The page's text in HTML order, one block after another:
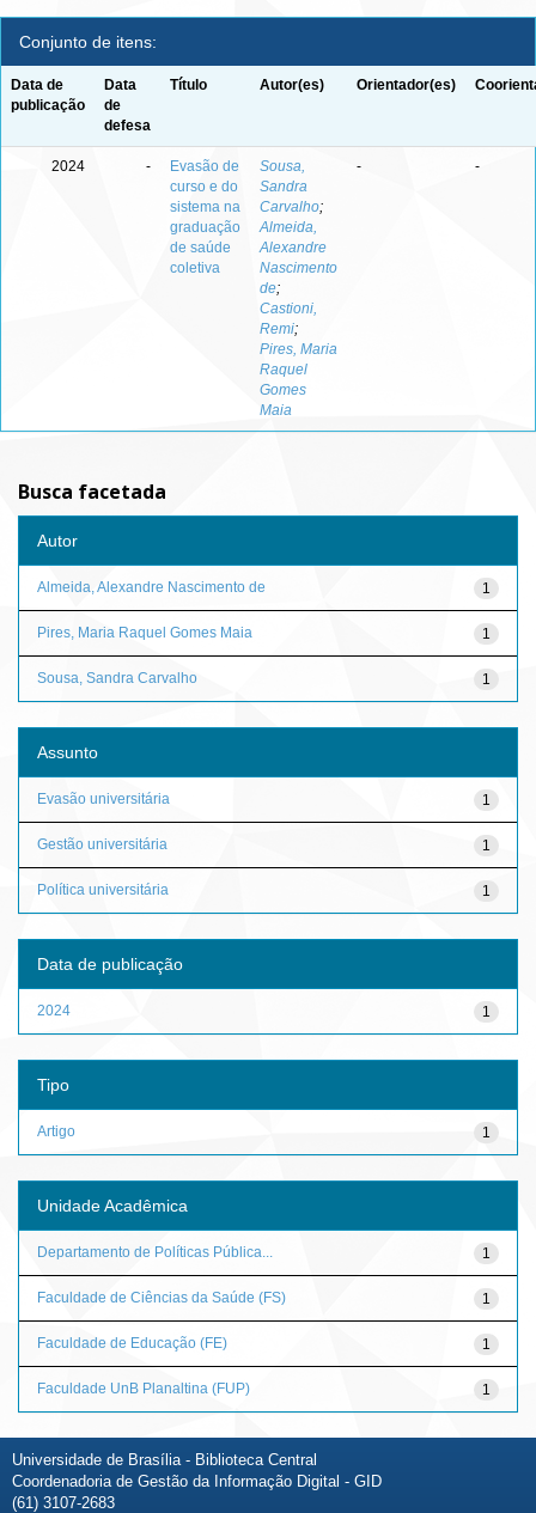
Conjunto de itens:
Data de
publicação
Data
de
defesa
Título Autor(es) Orientador(es)
2024 -
Evasão de
curso e do
sistema na
graduação
de saúde
coletiva
Sousa,
Sandra
Carvalho;
Almeida,
Alexandre
Nascimento
de;
Castioni,
Remi;
Pires, Maria
Raquel
Gomes
Maia
- -
Busca facetada
Autor
1
Almeida, Alexandre Nascimento de
1
Pires, Maria Raquel Gomes Maia
1
Sousa, Sandra Carvalho
Assunto
1
Evasão universitária
1
Gestão universitária
1
Política universitária
Data de publicação
1
2024
Tipo
1
Artigo
Unidade Acadêmica
1
Departamento de Políticas Pública...
1
Faculdade de Ciências da Saúde (FS)
1
Faculdade de Educação (FE)
1
Faculdade UnB Planaltina (FUP)
Universidade de Brasília - Biblioteca Central
Coordenadoria de Gestão da Informação Digital - GID
(61) 3107-2683